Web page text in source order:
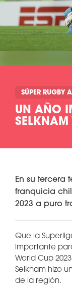
SÚPER RUGBY
UN AÑO
SELKNAM
En su tercera
franquicia
2023 a puro
Que la
importante
World Cup
Selknam hizo
de la región.